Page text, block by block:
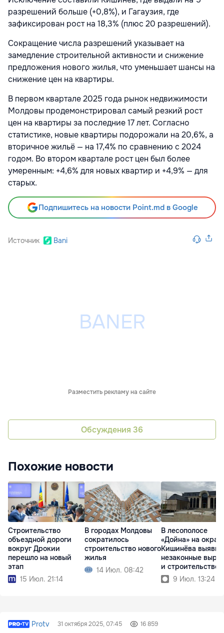
разрешений больше (+0,8%), и Гагаузия, где
зафиксирован рост на 18,3% (плюс 20 разрешений).
Сокращение числа разрешений указывает на
замедление строительной активности и снижение
предложения нового жилья, что уменьшает шансы на
снижение цен на квартиры.
В первом квартале 2025 года рынок недвижимости
Молдовы продемонстрировал самый резкий рост
цен на квартиры за последние 17 лет. Согласно
статистике, новые квартиры подорожали на 20,6%, а
вторичное жильё — на 17,4% по сравнению с 2024
годом. Во втором квартале рост цен был более
умеренным: +4,6% для новых квартир и +4,9% — для
старых.
Подпишитесь на новости Point.md в Google
Источник Bani
Разместить рекламу на сайте
Обсуждения 36
Похожие новости
Строительство
объездной дороги
вокруг Дрокии
перешло на новый
этап
15 Июл. 21:14
В городах Молдовы
сократилось
строительство нового
жилья
14 Июл. 08:42
В лесополосе
«Дойна» на
Кишинёва
незаконные
и строительство
9 Июл. 13:24
Protv 31 октября 2025, 07:45 16 859